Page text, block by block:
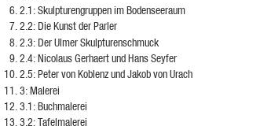
2.1: Skulpturengruppen im Bodenseeraum
2.2: Die Kunst der Parler
2.3: Der Ulmer Skulpturenschmuck
2.4: Nicolaus Gerhaert und Hans Seyfer
2.5: Peter von Koblenz und Jakob von Urach
3: Malerei
3.1: Buchmalerei
3.2: Tafelmalerei